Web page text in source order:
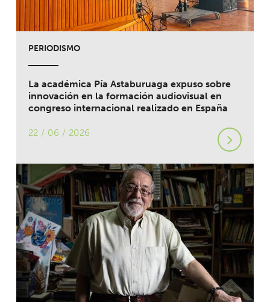
PERIODISMO
La académica Pía Astaburuaga expuso sobre
innovación en la formación audiovisual en
congreso internacional realizado en España
22 / 06 / 2026